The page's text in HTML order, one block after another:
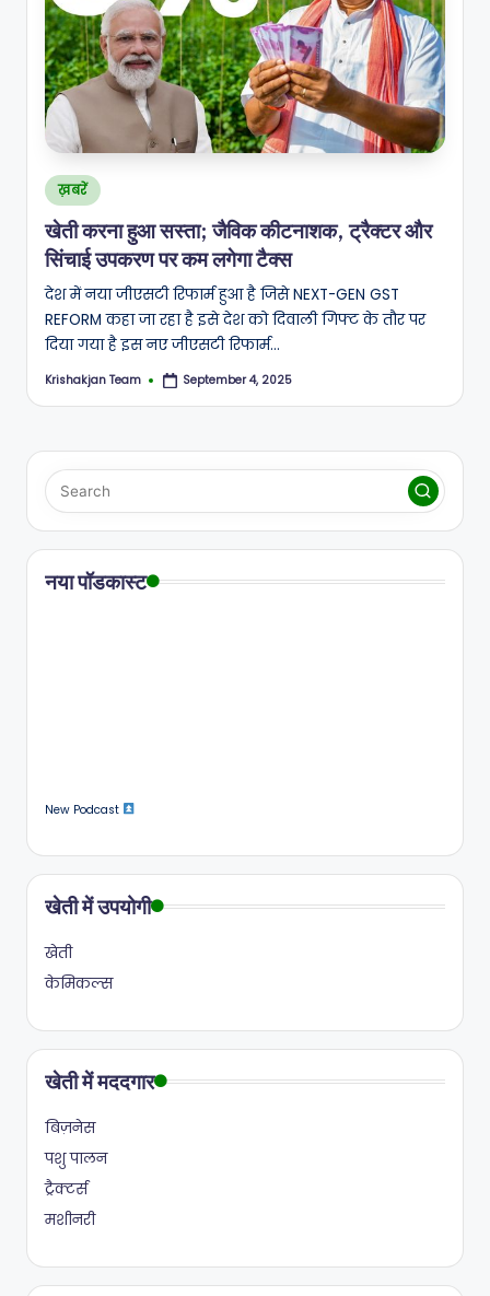
A
N
Posted
in
ख़बरें
खेती करना हुआ सस्ता; जैविक कीटनाशक, ट्रैक्टर और
सिंचाई उपकरण पर कम लगेगा टैक्स
देश में नया जीएसटी रिफार्म हुआ है जिसे NEXT-GEN GST
REFORM कहा जा रहा है इसे देश को दिवाली गिफ्ट के तौर पर
दिया गया है इस नए जीएसटी रिफार्म…
Posted
Krishakjan Team September 4, 2025
नया पॉडकास्ट
New Podcast
खेती में उपयोगी
खेती
केमिकल्स
खेती में मददगार
बिज़नेस
पशु पालन
ट्रैक्टर्स
मशीनरी